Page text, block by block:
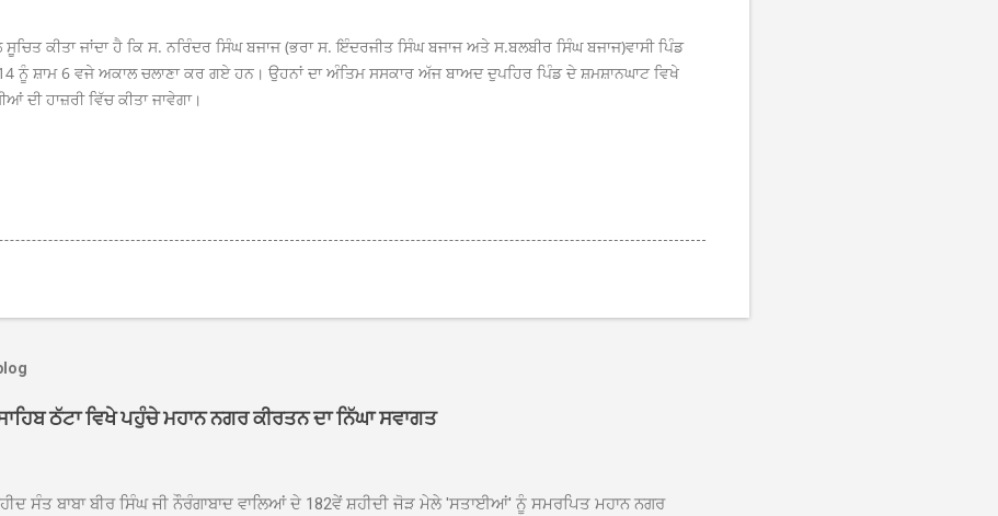
ਕੀਤਾ ਜਾਂਦਾ ਹੈ ਕਿ ਸ. ਨਰਿੰਦਰ ਸਿੰਘ ਬਜਾਜ (ਭਰਾ ਸ. ਇੰਦਰਜੀਤ ਸਿੰਘ ਬਜਾਜ ਅਤੇ ਸ.ਬਲਬੀਰ ਸਿੰਘ ਬਜਾਜ)ਵਾਸੀ ਪਿੰਡ
ਨੂੰ ਸ਼ਾਮ 6 ਵਜੇ ਅਕਾਲ ਚਲਾਣਾ ਕਰ ਗਏ ਹਨ। ਉਹਨਾਂ ਦਾ ਅੰਤਿਮ ਸਸਕਾਰ ਅੱਜ ਬਾਅਦ ਦੁਪਹਿਰ ਪਿੰਡ ਦੇ ਸ਼ਮਸ਼ਾਨਘਾਟ ਵਿਖੇ
ਦੀ ਹਾਜ਼ਰੀ ਵਿੱਚ ਕੀਤਾ ਜਾਵੇਗਾ।
ਠੱਟਾ ਵਿਖੇ ਪਹੁੰਚੇ ਮਹਾਨ ਨਗਰ ਕੀਰਤਨ ਦਾ ਨਿੱਘਾ ਸਵਾਗਤ
ਸੰਤ ਬਾਬਾ ਬੀਰ ਸਿੰਘ ਜੀ ਨੌਰੰਗਾਬਾਦ ਵਾਲਿਆਂ ਦੇ 182ਵੇਂ ਸ਼ਹੀਦੀ ਜੋੜ ਮੇਲੇ 'ਸਤਾਈਆਂ' ਨੂੰ ਸਮਰਪਿਤ ਮਹਾਨ ਨਗਰ